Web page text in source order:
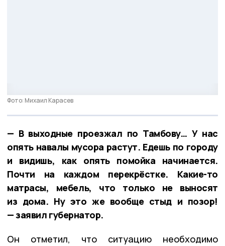
Фото: Михаил Карасев
— В выходные проезжал по Тамбову… У нас
опять навалы мусора растут. Едешь по городу
и видишь, как опять помойка начинается.
Почти на каждом перекрёстке. Какие-то
матрасы, мебель, что только не выносят
из дома. Ну это же вообще стыд и позор!
— заявил губернатор.
Он отметил, что ситуацию необходимо